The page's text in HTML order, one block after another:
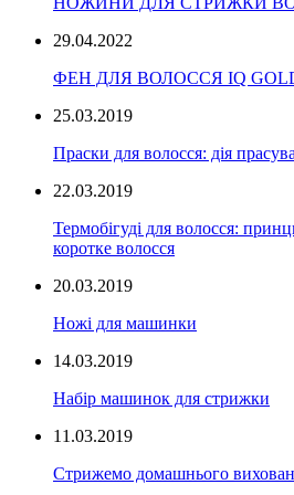
29.04.2022
ФЕН ДЛЯ ВОЛОССЯ IQ
25.03.2019
Праски для волосся: дія
22.03.2019
Термобігуді для волосся:
коротке волосся
20.03.2019
Ножі для машинки
14.03.2019
Набір машинок для стрижки
11.03.2019
Стрижемо домашнього